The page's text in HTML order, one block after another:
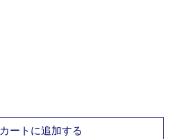
カートに追加する